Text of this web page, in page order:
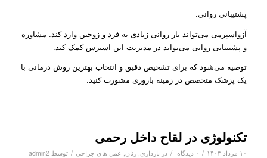
پشتیبانی روانی:
آزواسپرمی می‌تواند بار روانی زیادی به فرد و زوجین وارد کند. مشاوره
و پشتیبانی روانی می‌تواند در مدیریت این استرس کمک کند.
توصیه می‌شود که برای تشخیص دقیق و انتخاب بهترین روش درمانی با
یک پزشک متخصص در زمینه باروری مشورت کنید.
تکنولوژی در لقاح داخل رحمی
۱۰ مرداد ۱۴۰۳ / ۰ دیدگاه / در بارداری زنان عمل های جراحی / توسط admin2